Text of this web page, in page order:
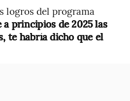
logros del programa
a principios de 2025 las
te habría dicho que el